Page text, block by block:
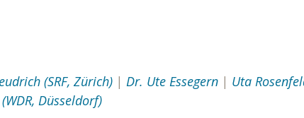
(SRF, Zürich) | Dr. Ute Essegern | Uta
Düsseldorf)